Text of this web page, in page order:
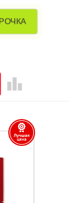
leaderboard